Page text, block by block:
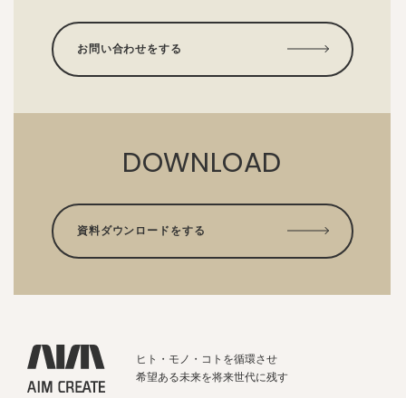
お問い合わせをする
DOWNLOAD
資料ダウンロードをする
ヒト・モノ・コトを循環させ
希望ある未来を将来世代に残す